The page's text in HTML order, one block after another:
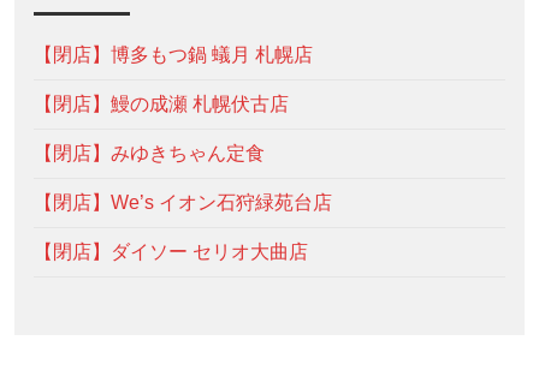
【閉店】博多もつ鍋 蟻月 札幌店
【閉店】鰻の成瀬 札幌伏古店
【閉店】みゆきちゃん定食
【閉店】We’s イオン石狩緑苑台店
【閉店】ダイソー セリオ大曲店